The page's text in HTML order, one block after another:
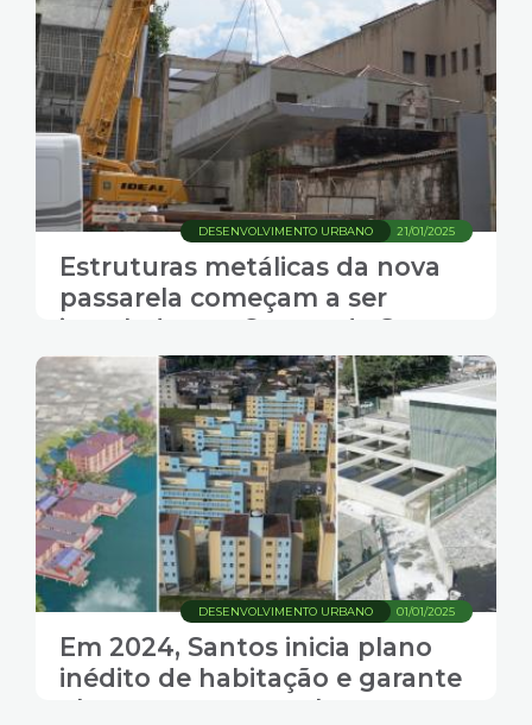
21/01/2025
DESENVOLVIMENTO URBANO
Estruturas metálicas da nova
passarela começam a ser
instaladas no Centro de Santos
01/01/2025
DESENVOLVIMENTO URBANO
Em 2024, Santos inicia plano
inédito de habitação e garante
obras contra as enchentes